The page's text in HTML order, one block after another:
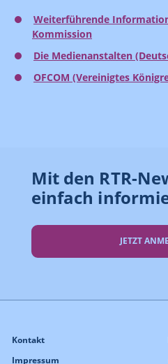
Weiterführende
Kommission
Die Medienanstalten
OFCOM (Vereinigtes
Mit den RTR-
einfach
JETZT
Kontakt
Impressum